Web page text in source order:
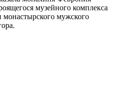
музейного комплекса
монастырского мужского